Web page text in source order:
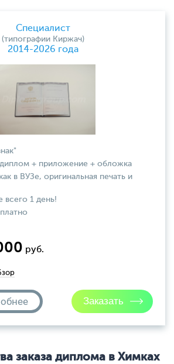
Специалист
(типографии Киржач)
2014-2026 года
+ приложение + обложка
в ВУЗе, оригинальная печать и
всего 1 день!
руб.
заказа диплома в Химках